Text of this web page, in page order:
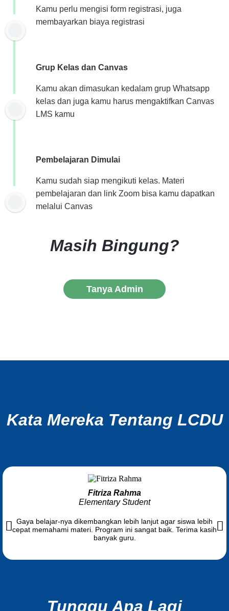
Kamu perlu mengisi form registrasi, juga
membayarkan biaya registrasi
Grup Kelas dan Canvas
Kamu akan dimasukan kedalam grup Whatsapp
kelas dan juga kamu harus mengaktifkan Canvas
LMS kamu
Pembelajaran Dimulai
Kamu sudah siap mengikuti kelas. Materi
pembelajaran dan link Zoom bisa kamu dapatkan
melalui Canvas
Masih Bingung?
Tanya Admin
Kata Mereka Tentang LCDU
Fitriza Rahma
Elementary Student
Gaya belajar-nya dikembangkan lebih lanjut agar siswa lebih
cepat memahami materi. Program ini sangat baik. Terima kasih
banyak guru.
Tunggu Apa Lagi